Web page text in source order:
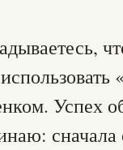
Успех
сначала